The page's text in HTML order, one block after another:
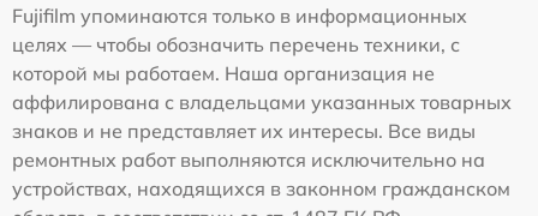
Fujifilm упоминаются только в информационных
целях — чтобы обозначить перечень техники, с
которой мы работаем. Наша организация не
аффилирована с владельцами указанных товарных
знаков и не представляет их интересы. Все виды
ремонтных работ выполняются исключительно на
устройствах, находящихся в законном гражданском